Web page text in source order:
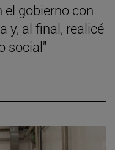
el gobierno con
y, al final, realicé
social"